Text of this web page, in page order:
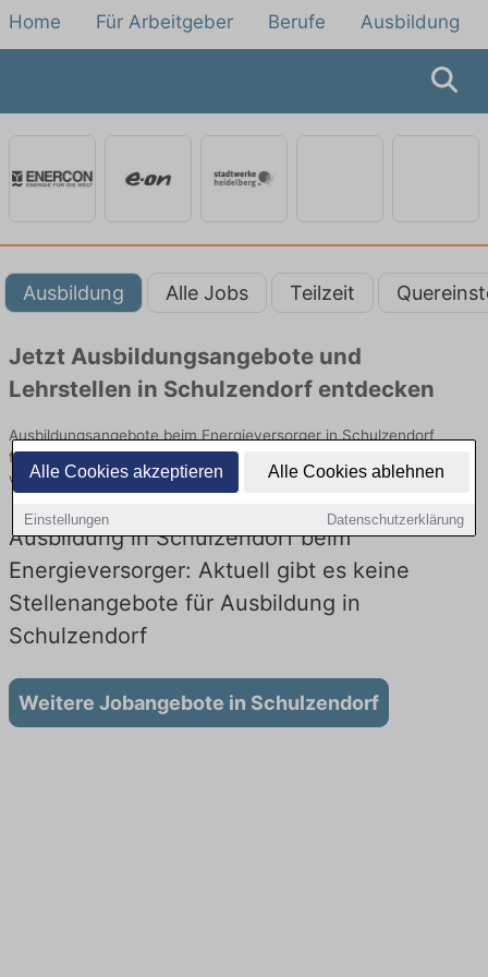
Alle Cookies akzeptieren Alle Cookies ablehnen
Einstellungen Datenschutzerklärung
Home Für Arbeitgeber Berufe Ausbildung
Ausbildung Alle Jobs Teilzeit
Jetzt Ausbildungsangebote und
Lehrstellen in Schulzendorf entdecken
Ausbildungsangebote beim Energieversorger in Schulzendorf
finden Sie von namhaften Firmen. Entdecken Sie freie Optionen
von Top-Arbeitgebern und bewerben Sie sich noch heute.
Ausbildung in Schulzendorf beim
Energieversorger: Aktuell gibt es keine
Stellenangebote für Ausbildung in
Schulzendorf
Weitere Jobangebote in Schulzendorf